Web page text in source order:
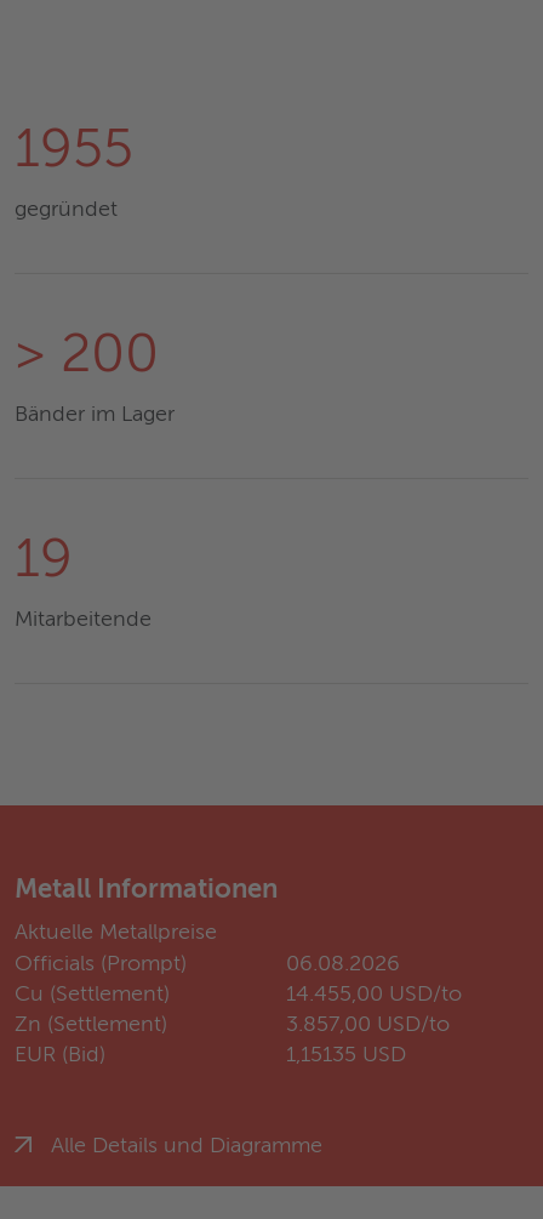
1955
gegründet
> 200
Bänder im Lager
19
Mitarbeitende
Metall Informationen
Aktuelle Metallpreise
Officials (Prompt)
06.08.2026
Cu (Settlement)
14.455,00 USD/to
Zn (Settlement)
3.857,00 USD/to
EUR (Bid)
1,15135 USD
Alle Details und Diagramme